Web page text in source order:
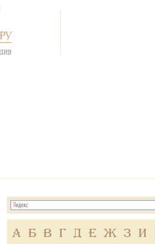
А Б В Г Д Е Ж З И